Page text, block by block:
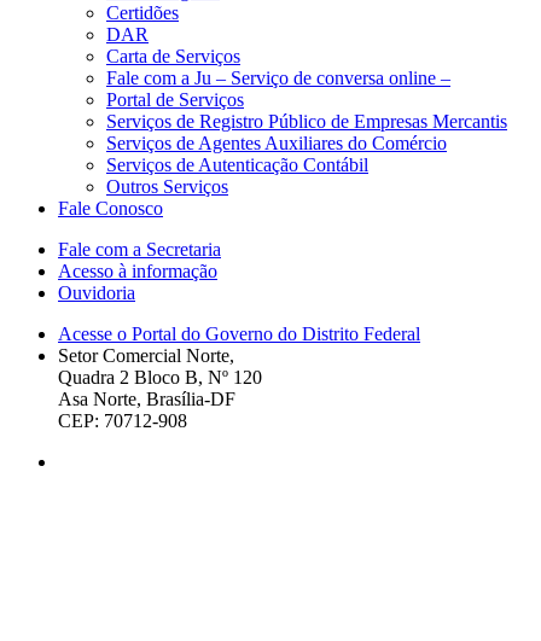
Certidões
DAR
Carta de Serviços
Fale com a Ju – Serviço de conversa online –
Portal de Serviços
Serviços de Registro Público de Empresas Mercantis
Serviços de Agentes Auxiliares do Comércio
Serviços de Autenticação Contábil
Outros Serviços
Fale Conosco
Fale com a Secretaria
Acesso à informação
Ouvidoria
Acesse o Portal do Governo do Distrito Federal
Setor Comercial Norte,
Quadra 2 Bloco B, Nº 120
Asa Norte, Brasília-DF
CEP: 70712-908